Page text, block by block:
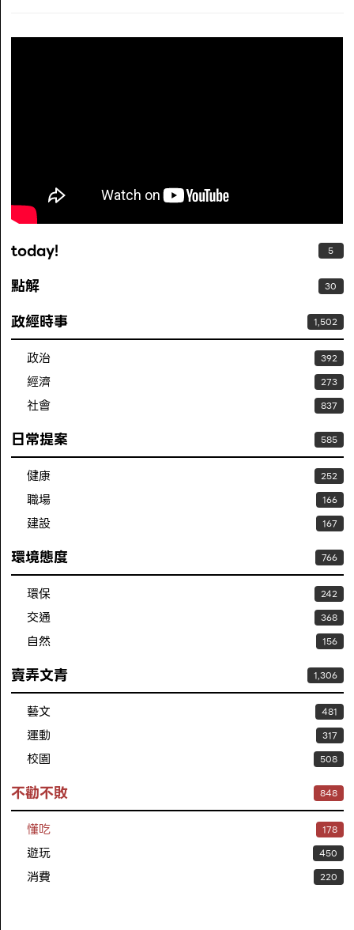
today! 5
點解 30
政經時事 1,502
政治 392
經濟 273
社會 837
日常提案 585
健康 252
職場 166
建設 167
環境態度 766
環保 242
交通 368
自然 156
賣弄文青 1,306
藝文 481
運動 317
校園 508
不勸不敗 848
懂吃 178
遊玩 450
消費 220